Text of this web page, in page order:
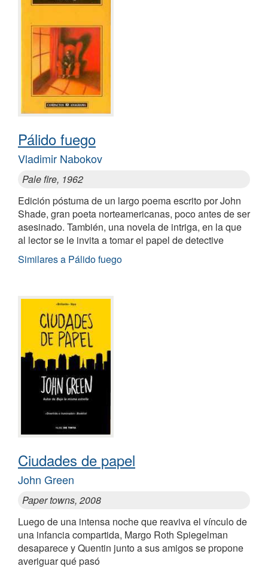
Pálido fuego
Vladimir Nabokov
Pale fire, 1962
Edición póstuma de un largo poema escrito por John
Shade, gran poeta norteamericanas, poco antes de ser
asesinado. También, una novela de intriga, en la que
al lector se le invita a tomar el papel de detective
Similares a Pálido fuego
Ciudades de papel
John Green
Paper towns, 2008
Luego de una intensa noche que reaviva el vínculo de
una infancia compartida, Margo Roth Spiegelman
desaparece y Quentin junto a sus amigos se propone
averiguar qué pasó